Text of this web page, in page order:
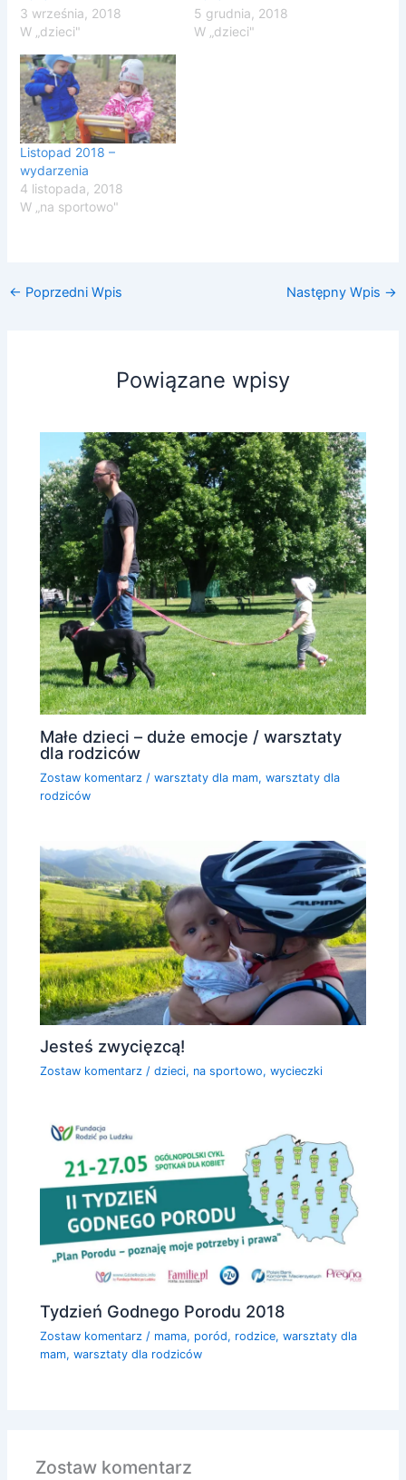
3 września, 2018
W „dzieci"
5 grudnia, 2018
W „dzieci"
Listopad 2018 –
wydarzenia
4 listopada, 2018
W „na sportowo"
← Poprzedni Wpis Następny Wpis →
Powiązane wpisy
Małe dzieci – duże emocje / warsztaty
dla rodziców
Zostaw komentarz /warsztaty dla mam,warsztaty dla
rodziców
Jesteś zwycięzcą!
Zostaw komentarz /dzieci, na sportowo,wycieczki
Tydzień Godnego Porodu 2018
Zostaw komentarz / mama, poród, rodzice,warsztaty dla
mam,warsztaty dla rodziców
Zostaw komentarz